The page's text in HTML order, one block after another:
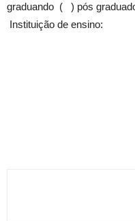
graduando ( ) pós
Instituição de ensino: